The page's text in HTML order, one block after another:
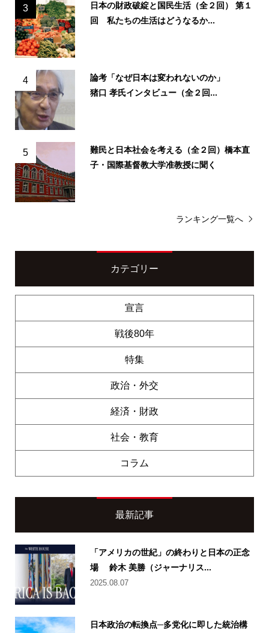
3
日本の財政破綻と国民生活（全２回） 第１
回 私たちの生活はどうなるか...
4
論考「なぜ日本は変われないのか」
猪口 孝氏インタビュー（全２回...
5
難民と日本社会を考える（全２回）橋本直
子・国際基督教大学准教授に聞く
ランキング一覧へ
カテゴリー
宣言
戦後80年
特集
政治・外交
経済・財政
社会・教育
コラム
最新記事
「アメリカの世紀」の終わりと日本の正念
場 鈴木 美勝（ジャーナリス...
2025.08.07
日本政治の転換点─多党化に即した統治構